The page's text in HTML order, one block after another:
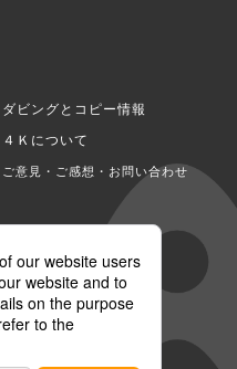
ダビングとコピー情報
４Ｋについて
ご意見・ご感想・お問い合わせ
テレ朝チャンネル